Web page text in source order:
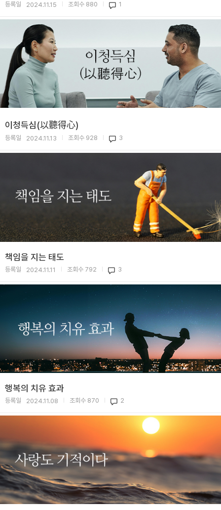
등록일 2024.11.15 조회수 880 1
이청득심(以聽得心)
등록일 2024.11.13 조회수 928 3
책임을 지는 태도
등록일 2024.11.11 조회수 792 3
행복의 치유 효과
등록일 2024.11.08 조회수 870 2